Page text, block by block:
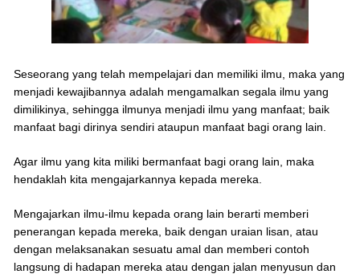
Seseorang yang telah mempelajari dan memiliki ilmu, maka yang
menjadi kewajibannya adalah mengamalkan segala ilmu yang
dimilikinya, sehingga ilmunya menjadi ilmu yang manfaat; baik
manfaat bagi dirinya sendiri ataupun manfaat bagi orang lain.
Agar ilmu yang kita miliki bermanfaat bagi orang lain, maka
hendaklah kita mengajarkannya kepada mereka.
Mengajarkan ilmu-ilmu kepada orang lain berarti memberi
penerangan kepada mereka, baik dengan uraian lisan, atau
dengan melaksanakan sesuatu amal dan memberi contoh
langsung di hadapan mereka atau dengan jalan menyusun dan